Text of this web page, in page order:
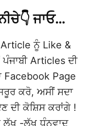
ਜਾਓ…
ਨੂੰ Like &
Articles ਦੀ
Page
ਕਰੋ, ਅਸੀਂ ਸਦਾ
ਦੀ ਕੋਸ਼ਿਸ ਕਰਾਂਗੇ !
ਲੱਖ -ਲੱਖ ਧੰਨਵਾਦ